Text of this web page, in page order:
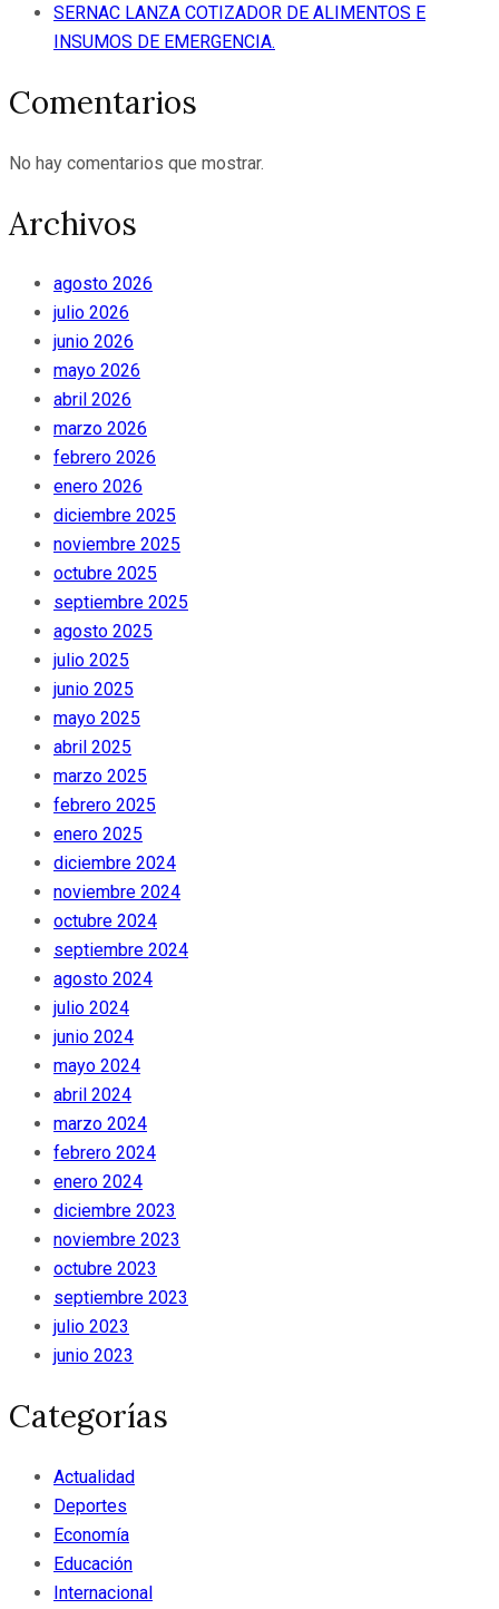
SERNAC LANZA COTIZADOR DE ALIMENTOS E
INSUMOS DE EMERGENCIA.
Comentarios
No hay comentarios que mostrar.
Archivos
agosto 2026
julio 2026
junio 2026
mayo 2026
abril 2026
marzo 2026
febrero 2026
enero 2026
diciembre 2025
noviembre 2025
octubre 2025
septiembre 2025
agosto 2025
julio 2025
junio 2025
mayo 2025
abril 2025
marzo 2025
febrero 2025
enero 2025
diciembre 2024
noviembre 2024
octubre 2024
septiembre 2024
agosto 2024
julio 2024
junio 2024
mayo 2024
abril 2024
marzo 2024
febrero 2024
enero 2024
diciembre 2023
noviembre 2023
octubre 2023
septiembre 2023
julio 2023
junio 2023
Categorías
Actualidad
Deportes
Economía
Educación
Internacional